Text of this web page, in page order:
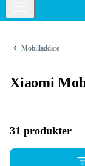
Mobilladdare
Xiaomi
31 produkter